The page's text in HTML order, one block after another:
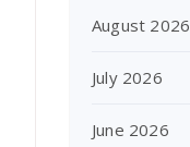
August 2026
July 2026
June 2026